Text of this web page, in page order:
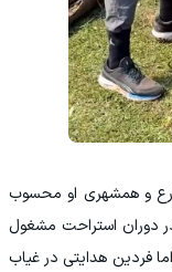
و همشهری او محسوب
دوران استراحت مشغول
فردین هدایتی در غیاب